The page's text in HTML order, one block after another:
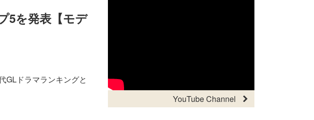
5を発表【モデ
GLドラマランキングと
YouTube Channel